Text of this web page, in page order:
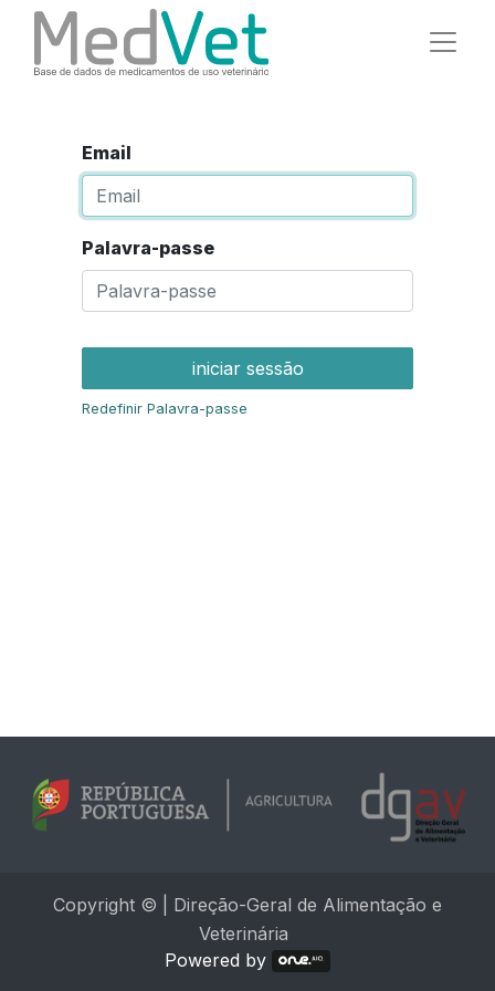
Email
Palavra-passe
iniciar sessão
Redefinir Palavra-passe
Copyright © | Direção-Geral de Alimentação e
Veterinária
Powered by